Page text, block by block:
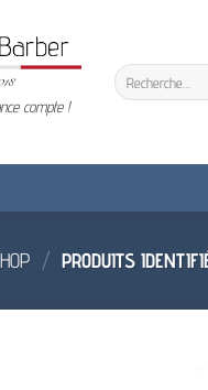
compte !
Recherche
pour :
/ PRODUITS